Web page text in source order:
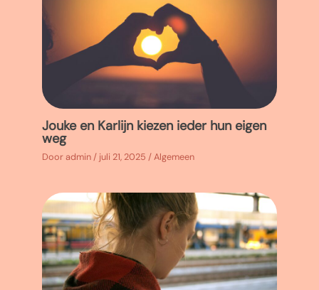
Jouke en Karlijn kiezen ieder hun eigen
weg
Dooradmin / juli 21, 2025 /Algemeen